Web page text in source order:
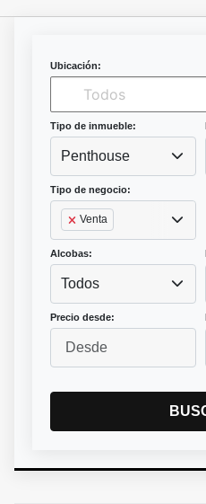
Ubicación:
Tipo de inmueble:
Penthouse
Tipo de negocio:
Venta
Alcobas:
Todos
Precio desde: